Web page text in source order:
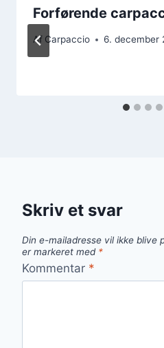
Forførende
Af Carpaccio 6. december
Skriv et svar
Din e-mailadresse vil ikke blive
er markeret med *
Kommentar *